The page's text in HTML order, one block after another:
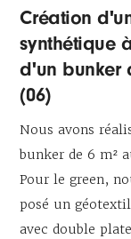
Création
synthétique
d'un bunker
(06)
Nous avons
bunker de 6 m²
Pour le green,
posé un
avec double